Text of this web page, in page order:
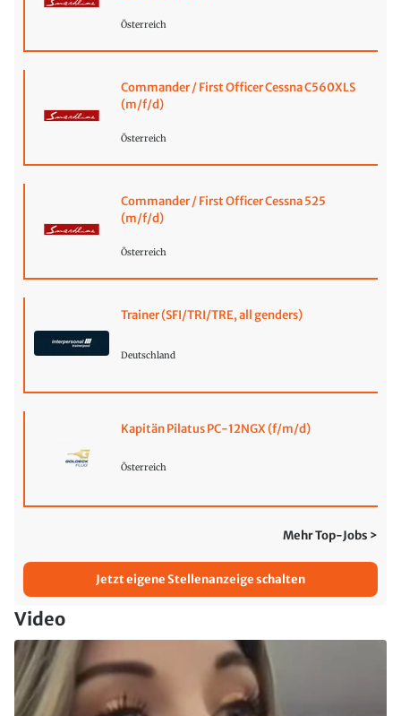
Österreich
Commander / First Officer Cessna C560XLS
(m/f/d)
Österreich
Commander / First Officer Cessna 525
(m/f/d)
Österreich
Trainer (SFI/TRI/TRE, all genders)
Deutschland
Kapitän Pilatus PC-12NGX (f/m/d)
Österreich
Mehr Top-Jobs >
Jetzt eigene Stellenanzeige schalten
Video